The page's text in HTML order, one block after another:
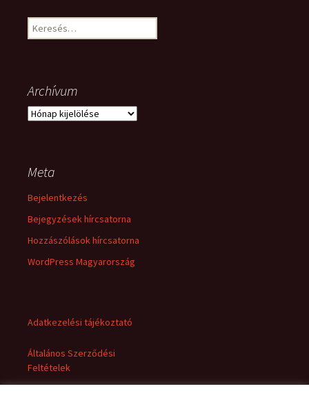
Keresés:
Archívum
Archívum
Meta
Bejelentkezés
Bejegyzések hírcsatorna
Hozzászólások hírcsatorna
WordPress Magyarország
Adatkezelési tájékoztató
Általános Szerződési
Feltételek